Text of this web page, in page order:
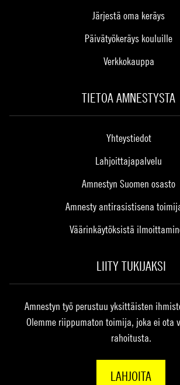
Järjestä oma keräys
Päivätyökeräys kouluille
Verkkokauppa
TIETOA AMNESTYSTA
Yhteystiedot
Lahjoittajapalvelu
Amnestyn Suomen osasto
Amnesty antirasistisena
Väärinkäytöksistä
LIITY TUKIJAKSI
Amnestyn työ perustuu yksittäisten
Olemme riippumaton toimija, joka ei ota
rahoitusta.
LAHJOITA